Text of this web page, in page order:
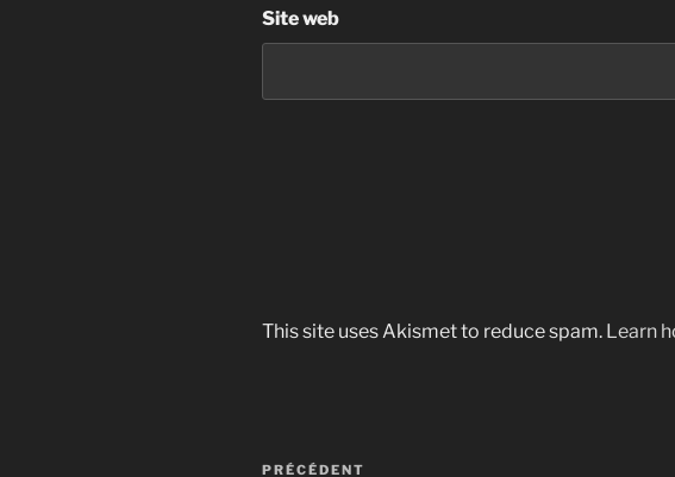
Site web
This site uses Akismet to reduce spam. Learn
Navigation
PRÉCÉDENT